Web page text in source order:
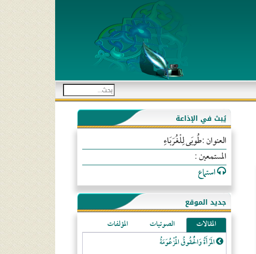
يُبث في الإذاعة
العنوان :طُوبَى لِلْغُرَبَاءِ
المستمعين :
استماع
جديد الموقع
المقالات الصوتيات
المؤلفات
المَرْأَةُ وَالْحُقُوقُ الْمَزْعُوَمَةُ